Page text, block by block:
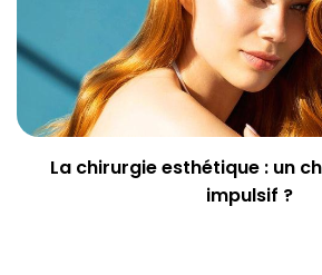
La chirurgie esthétique : un
impulsif ?